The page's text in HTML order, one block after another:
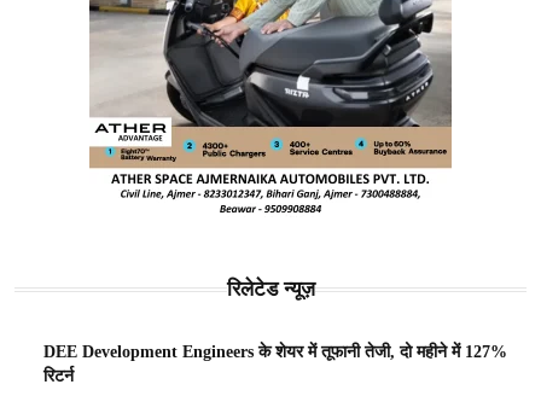
रिलेटेड न्यूज़
DEE Development Engineers के शेयर में तूफानी तेजी, दो महीने में 127%
रिटर्न